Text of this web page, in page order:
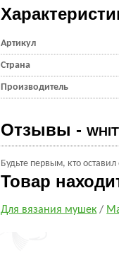
Артикул
Страна
Производитель
Отзывы -
Будьте первым, кто оставил
Товар
Для вязания мушек /